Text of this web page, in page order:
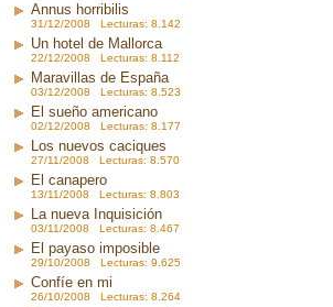
Annus horribilis
31/12/2008 Lecturas: 8.142
Un hotel de Mallorca
22/12/2008 Lecturas: 8.112
Maravillas de España
03/12/2008 Lecturas: 8.523
El sueño americano
02/12/2008 Lecturas: 8.177
Los nuevos caciques
27/11/2008 Lecturas: 8.570
El canapero
13/11/2008 Lecturas: 8.803
La nueva Inquisición
03/11/2008 Lecturas: 8.467
El payaso imposible
29/10/2008 Lecturas: 9.625
Confíe en mi
26/10/2008 Lecturas: 8.264